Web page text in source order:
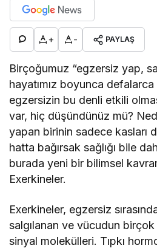
+ - PAYLAŞ
Birçoğumuz “egzersiz yap,
hayatımız boyunca
egzersizin bu denli etkili
var, hiç düşündünüz mü?
yapan birinin sadece kasları
hatta bağırsak sağlığı bile
burada yeni bir bilimsel
Exerkineler.
Exerkineler, egzersiz
salgılanan ve vücudun
sinyal molekülleri. Tıpkı